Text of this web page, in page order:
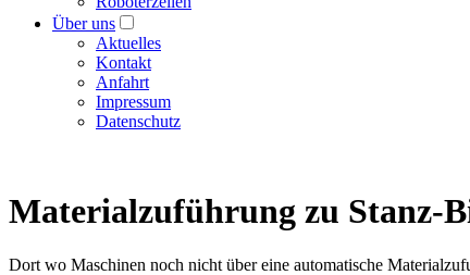
Über uns
Aktuelles
Kontakt
Anfahrt
Impressum
Datenschutz
Materialzuführung zu Stanz-
Dort wo Maschinen noch nicht über eine automatische